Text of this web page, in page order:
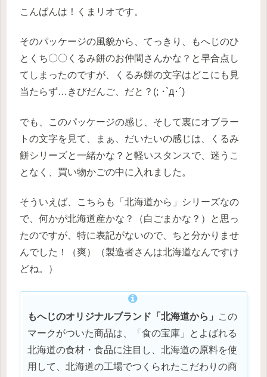
こんばんは！くまリオです。
そのパッケージの風貌から、てっきり、もへじのひ
とくち〇〇くるみ餅のお仲間さんかな？と早合点し
てしまったのですが、くるみ餅の文字はどこにも見
当たらず…きびだんご、だと？(; ･`д･´)
でも、このパッケージの感じ、そして裏にオブラー
トの文字を見て、まぁ、だいたいの感じは、くるみ
餅シリーズと一緒かな？と軽いスタンスで、迷うこ
となく、買い物かごの中に入れました。
そういえば、こちらも「北海道から」シリーズなの
で、何かが北海道産かな？（白ごまかな？）と思っ
たのですが、特に表記がないので、ちと分かりませ
んでした！（爽）（製造者さんは北海道なんですけ
どね。）
もへじのオリジナルブランド「北海道から」
この
マークがついた商品は、「食の宝庫」とよばれる
北海道の食材・食品に注目し、北海道の原料を使
用して、北海道の工場でつくられたこだわりの商